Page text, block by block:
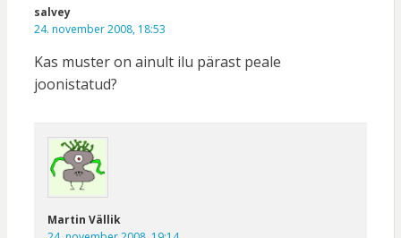
salvey
24. november 2008, 18:53
Kas muster on ainult ilu pärast peale
joonistatud?
Martin Vällik